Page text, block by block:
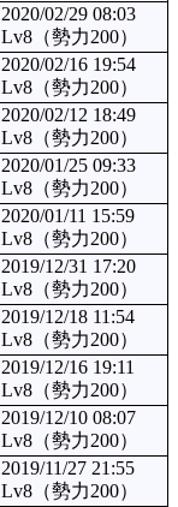
2020/02/29 08:03
Lv8（勢力200）
2020/02/16 19:54
Lv8（勢力200）
2020/02/12 18:49
Lv8（勢力200）
2020/01/25 09:33
Lv8（勢力200）
2020/01/11 15:59
Lv8（勢力200）
2019/12/31 17:20
Lv8（勢力200）
2019/12/18 11:54
Lv8（勢力200）
2019/12/16 19:11
Lv8（勢力200）
2019/12/10 08:07
Lv8（勢力200）
2019/11/27 21:55
Lv8（勢力200）